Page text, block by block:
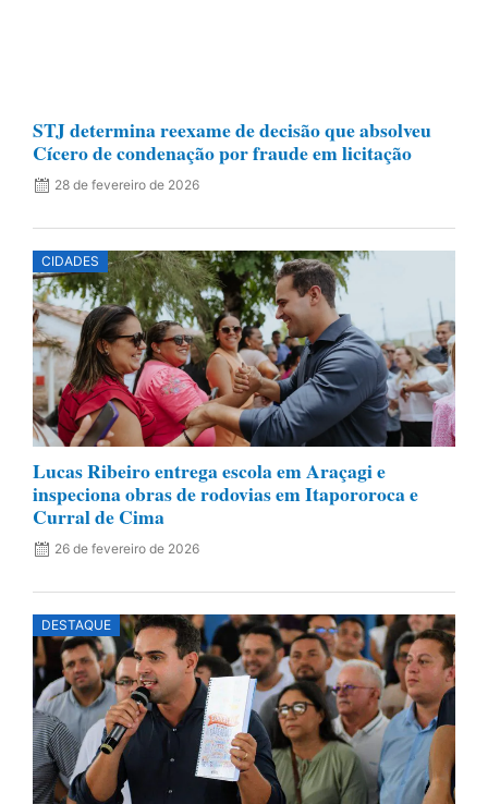
STJ determina reexame de decisão que absolveu
Cícero de condenação por fraude em licitação
28 de fevereiro de 2026
CIDADES
Lucas Ribeiro entrega escola em Araçagi e
inspeciona obras de rodovias em Itapororoca e
Curral de Cima
26 de fevereiro de 2026
DESTAQUE